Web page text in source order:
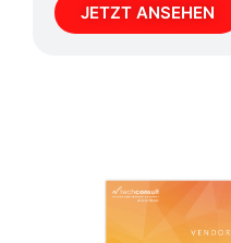
JETZT ANSEHEN